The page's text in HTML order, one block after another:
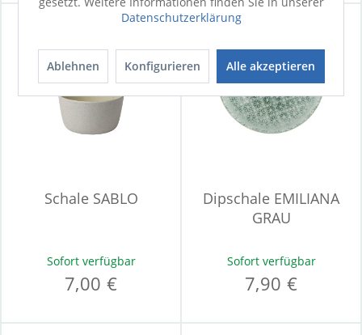
Schale SABLO
Sofort verfügbar
7,00 €
Dipschale EMILIANA
GRAU
Sofort verfügbar
7,90 €
Datenschutzerklärung
Ablehnen Konfigurieren Alle akzeptieren